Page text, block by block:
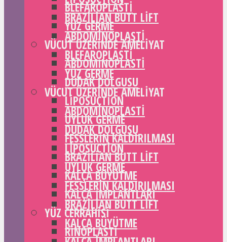
BLEFAROPLASTI
YÜZ GERME
VÜCUT ÜZERINDE AMELIYAT
ABDOMINOPLASTI
DUDAK DOLGUSU
LIPOSUCTION
UYLUK GERME
FESSLERIN KALDIRILMASI
BRAZILIAN BUTT LIFT
KALÇA BÜYÜTME
KALÇA IMPLANTLARI
YÜZ CERRAHISI
RINOPLASTI
BRAZILIAN BUTT LIFT
ABDOMINOPLASTI
BLEFAROPLASTI
YÜZ GERME
VÜCUT ÜZERINDE AMELIYAT
ABDOMINOPLASTI
DUDAK DOLGUSU
LIPOSUCTION
UYLUK GERME
FESSLERIN KALDIRILMASI
BRAZILIAN BUTT LIFT
KALÇA BÜYÜTME